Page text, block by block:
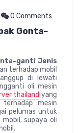
0 Comments
Gonta-
ganti Jenis
terhadap mobil
di lewati
oli mesin
thailand yang
mesin
pelumas untuk
supaya oli